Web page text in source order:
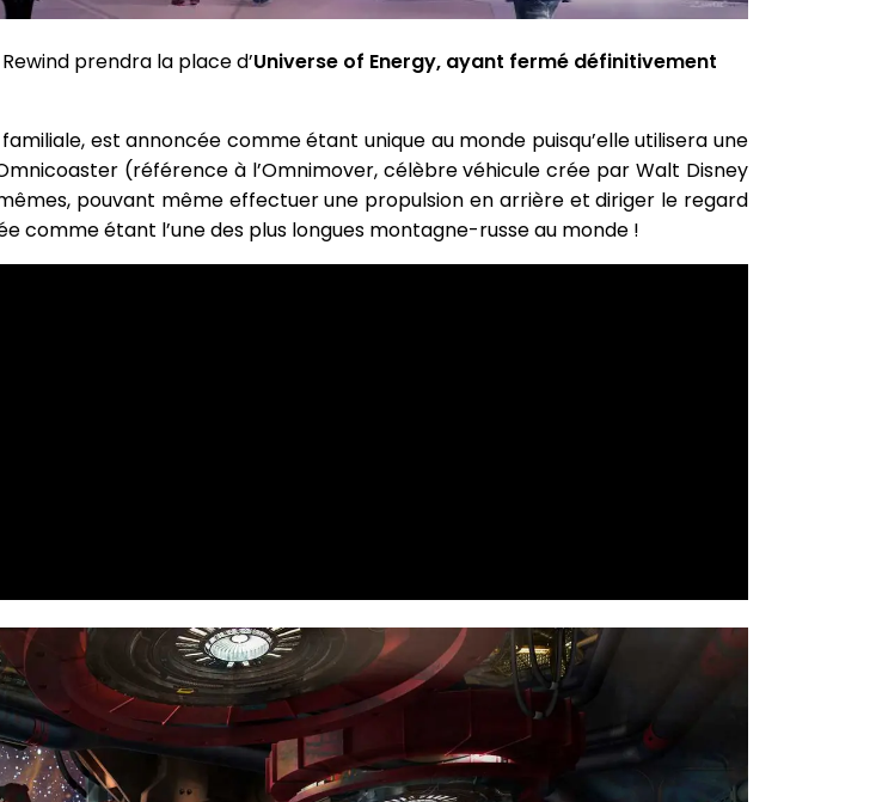
prendra la place d’Universe of Energy, ayant fermé définitivement
est annoncée comme étant unique au monde puisqu’elle utilisera une
(référence à l’Omnimover, célèbre véhicule crée par Walt Disney
pouvant même effectuer une propulsion en arrière et diriger le regard
comme étant l’une des plus longues montagne-russe au monde !